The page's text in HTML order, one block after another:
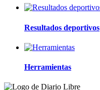
Resultados deportivos
Herramientas